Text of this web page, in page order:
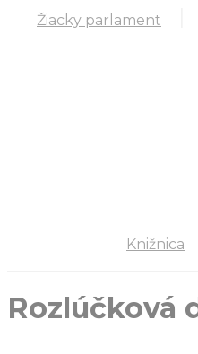
Žiacky parlament
Knižnica
Rozlúčková